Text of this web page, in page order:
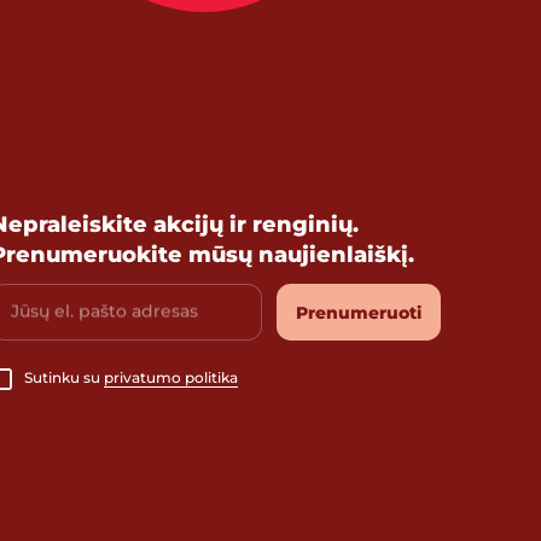
akcijų ir renginių.
mūsų naujienlaiškį.
Jūsų el. pašto adresas
Sutinku su privatumo politika
Prenumeruoti